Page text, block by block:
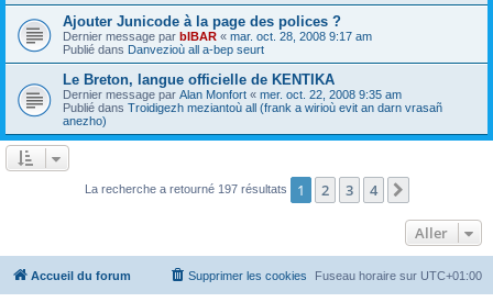
Ajouter Junicode à la page des polices ?
Dernier message par bIBAR « mar. oct. 28, 2008 9:17 am
Publié dans Danvezioù all a-bep seurt
Le Breton, langue officielle de KENTIKA
Dernier message par Alan Monfort « mer. oct. 22, 2008 9:35 am
Publié dans Troidigezh meziantoù all (frank a wirioù evit an darn vrasañ
anezho)
La recherche a retourné 197 résultats 1 2 3 4
Aller
Accueil du forum Fuseau horaire sur UTC+01:00
Supprimer les cookies